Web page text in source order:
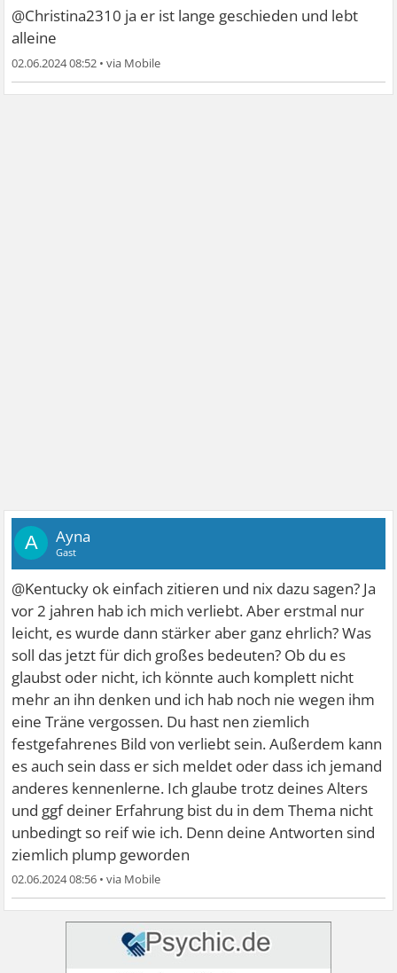
@Christina2310 ja er ist lange geschieden und lebt
alleine
02.06.2024 08:52 •
A Ayna
Gast
@Kentucky ok einfach zitieren und nix dazu sagen? Ja
vor 2 jahren hab ich mich verliebt. Aber erstmal nur
leicht, es wurde dann stärker aber ganz ehrlich? Was
soll das jetzt für dich großes bedeuten? Ob du es
glaubst oder nicht, ich könnte auch komplett nicht
mehr an ihn denken und ich hab noch nie wegen ihm
eine Träne vergossen. Du hast nen ziemlich
festgefahrenes Bild von verliebt sein. Außerdem kann
es auch sein dass er sich meldet oder dass ich jemand
anderes kennenlerne. Ich glaube trotz deines Alters
und ggf deiner Erfahrung bist du in dem Thema nicht
unbedingt so reif wie ich. Denn deine Antworten sind
ziemlich plump geworden
02.06.2024 08:56 •